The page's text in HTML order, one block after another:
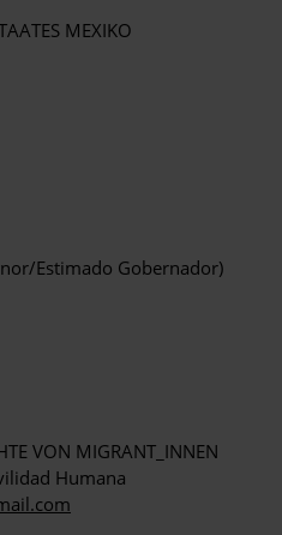
MEXIKO
Estimado Gobernador)
VON MIGRANT_INNEN
Humana